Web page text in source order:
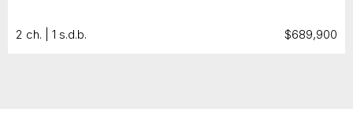
2 ch. | 1 s.d.b. $689,900